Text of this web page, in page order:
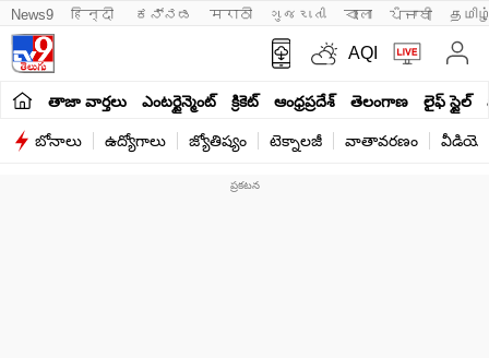
News9 हिन्दी ಕನ್ನಡ मराठी ગુજરાતી বাংলা ਪੰਜਾਬੀ
AQI
తాజా వార్తలు ఎంటర్టైన్మెంట్ క్రికెట్ ఆంధ్రప్రదేశ్ తెలంగాణ లైఫ్ స్టైల్
బోనాలు ఉద్యోగాలు జ్యోతిష్యం టెక్నాలజీ వాతావరణం